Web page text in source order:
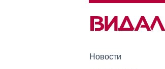
Новости